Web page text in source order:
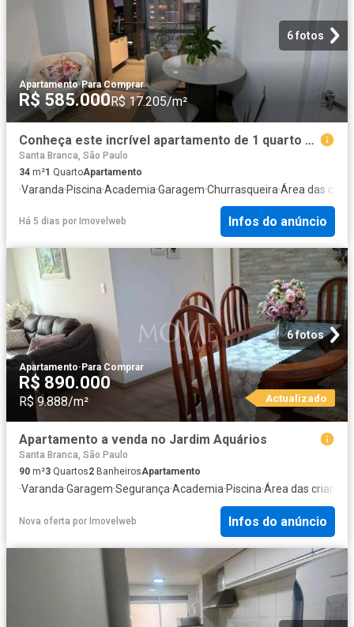
6 fotos
Apartamento·Para Comprar
R$ 585.000R$ 17.205/m²
Conheça este incrível apartamento de 1 quarto com suíte e vaga de garagem no Jardim Esplanada, São J
Santa Branca, São Paulo
34 m²1 QuartoApartamento
·Varanda·Piscina·Academia·Garagem·Churrasqueira·Área das
Há 5 dias por Imovelweb Infos do anúncio
6 fotos
Apartamento· Para Comprar
R$ 890.000
R$ 9.888/m² Actualizado
Apartamento a venda no Jardim Aquários
Santa Branca, São Paulo
90 m²3 Quartos2 BanheirosApartamento
·Varanda·Garagem·Segurança·Academia·Piscina·Área das crianças
Nova oferta por Imovelweb Infos do anúncio